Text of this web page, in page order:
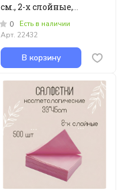
см., 2-х слойные,
рифленая бумага/
полиэтилен, голубые,
500 шт в уп
0
Есть в наличии
Арт. 22432
В корзину